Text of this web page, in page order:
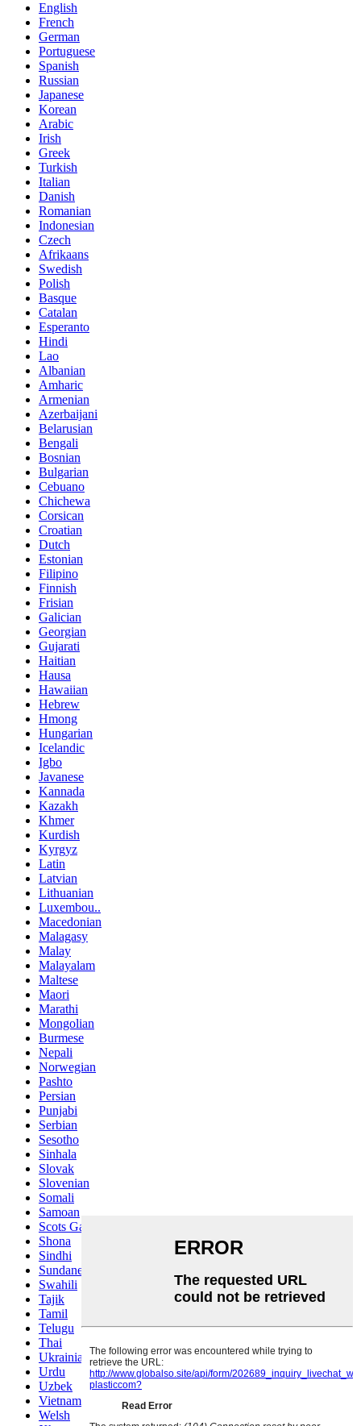
English
French
German
Portuguese
Spanish
Russian
Japanese
Korean
Arabic
Irish
Greek
Turkish
Italian
Danish
Romanian
Indonesian
Czech
Afrikaans
Swedish
Polish
Basque
Catalan
Esperanto
Hindi
Lao
Albanian
Amharic
Armenian
Azerbaijani
Belarusian
Bengali
Bosnian
Bulgarian
Cebuano
Chichewa
Corsican
Croatian
Dutch
Estonian
Filipino
Finnish
Frisian
Galician
Georgian
Gujarati
Haitian
Hausa
Hawaiian
Hebrew
Hmong
Hungarian
Icelandic
Igbo
Javanese
Kannada
Kazakh
Khmer
Kurdish
Kyrgyz
Latin
Latvian
Lithuanian
Luxembou..
Macedonian
Malagasy
Malay
Malayalam
Maltese
Maori
Marathi
Mongolian
Burmese
Nepali
Norwegian
Pashto
Persian
Punjabi
Serbian
Sesotho
Sinhala
Slovak
Slovenian
Somali
Samoan
Scots Gaelic
Shona
Sindhi
Sundanese
Swahili
Tajik
Tamil
Telugu
Thai
Ukrainian
Urdu
Uzbek
Vietnamese
Welsh